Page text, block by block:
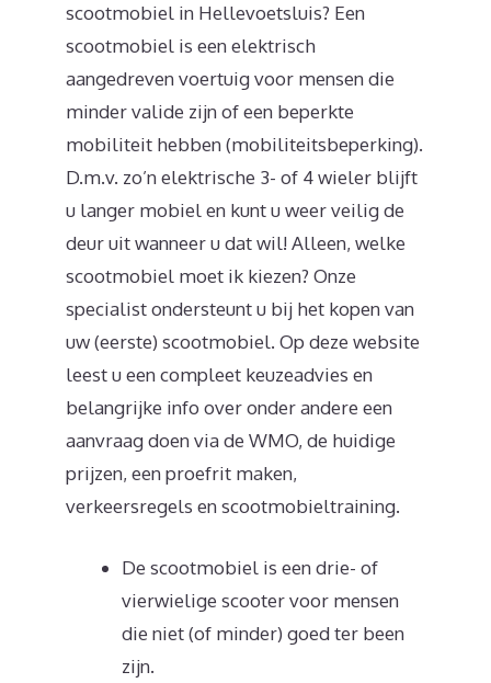
scootmobiel in Hellevoetsluis? Een
scootmobiel is een elektrisch
aangedreven voertuig voor mensen die
minder valide zijn of een beperkte
mobiliteit hebben (mobiliteitsbeperking).
D.m.v. zo’n elektrische 3- of 4 wieler blijft
u langer mobiel en kunt u weer veilig de
deur uit wanneer u dat wil! Alleen, welke
scootmobiel moet ik kiezen? Onze
specialist ondersteunt u bij het kopen van
uw (eerste) scootmobiel. Op deze website
leest u een compleet keuzeadvies en
belangrijke info over onder andere een
aanvraag doen via de WMO, de huidige
prijzen, een proefrit maken,
verkeersregels en scootmobieltraining.
De scootmobiel is een drie- of
vierwielige scooter voor mensen
die niet (of minder) goed ter been
zijn.